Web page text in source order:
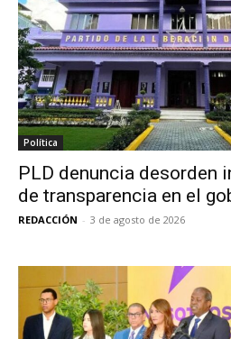
Política
PLD denuncia desorden
de transparencia en el
REDACCIÓN - 3 de agosto de 2026